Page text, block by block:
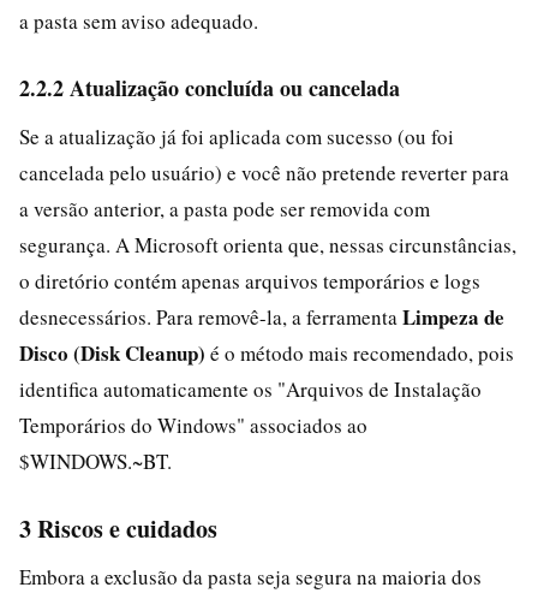
a pasta sem aviso adequado.
2.2.2 Atualização concluída ou cancelada
Se a atualização já foi aplicada com sucesso (ou foi
cancelada pelo usuário) e você não pretende reverter para
a versão anterior, a pasta pode ser removida com
segurança. A Microsoft orienta que, nessas circunstâncias,
o diretório contém apenas arquivos temporários e logs
desnecessários. Para removê-la, a ferramenta Limpeza de
Disco (Disk Cleanup) é o método mais recomendado, pois
identifica automaticamente os "Arquivos de Instalação
Temporários do Windows" associados ao
$WINDOWS.~BT.
3 Riscos e cuidados
Embora a exclusão da pasta seja segura na maioria dos